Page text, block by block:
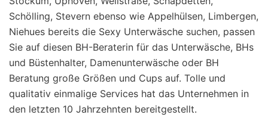
Schölling, Stevern ebenso wie Appelhülsen, Limbergen,
Niehues bereits die Sexy Unterwäsche suchen, passen
Sie auf diesen BH-Beraterin für das Unterwäsche, BHs
und Büstenhalter, Damenunterwäsche oder BH
Beratung große Größen und Cups auf. Tolle und
qualitativ einmalige Services hat das Unternehmen in
den letzten 10 Jahrzehnten bereitgestellt.